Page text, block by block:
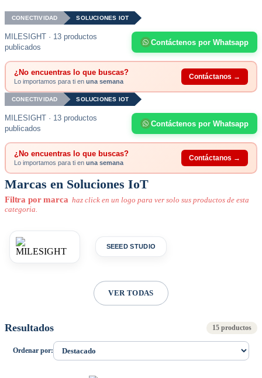
CONECTIVIDAD SOLUCIONES IOT
MILESIGHT · 13 productos
publicados
Contáctenos por Whatsapp
¿No encuentras lo que buscas?
Lo importamos para ti en una semana
Contáctanos →
CONECTIVIDAD SOLUCIONES IOT
MILESIGHT · 13 productos
publicados
Contáctenos por Whatsapp
¿No encuentras lo que buscas?
Lo importamos para ti en una semana
Contáctanos →
Marcas en Soluciones IoT
Filtra por marca haz click en un logo para ver solo sus productos de esta
categoria.
SEEED STUDIO
VER TODAS
Resultados 15 productos
Ordenar por: